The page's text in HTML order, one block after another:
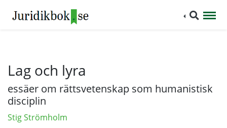
Lag och lyra
essäer om rättsvetenskap som humanistisk
disciplin
Stig Strömholm